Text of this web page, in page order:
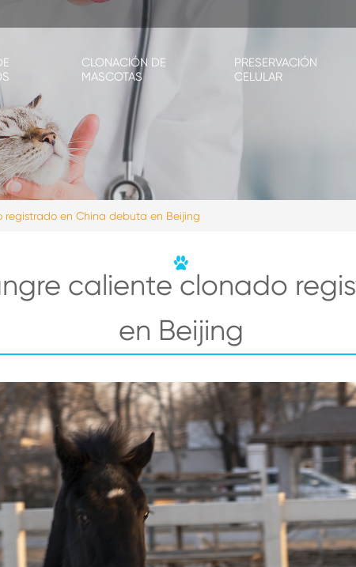
CLONACIÓN DE
MASCOTAS
PRESERVACIÓN
CELULAR
en China debuta en Beijing
caliente clonado
en Beijing